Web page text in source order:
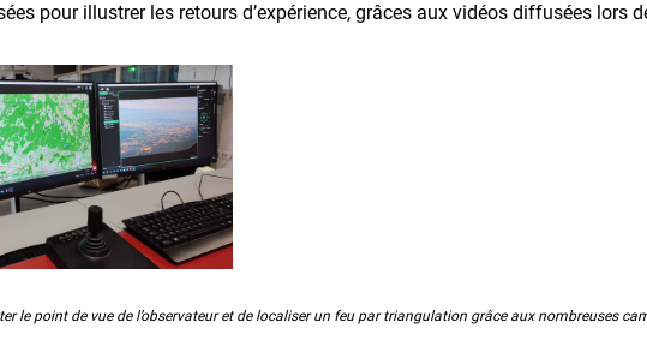
pour illustrer les retours d’expérience, grâces aux vidéos diffusées lors
le point de vue de l’observateur et de localiser un feu par triangulation grâce aux nombreuses